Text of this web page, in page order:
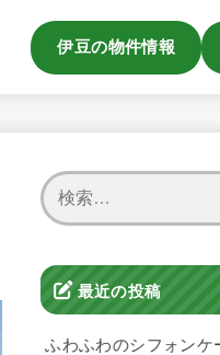
伊豆の物件情報
最近の投稿
ふわふわのシフォンケ